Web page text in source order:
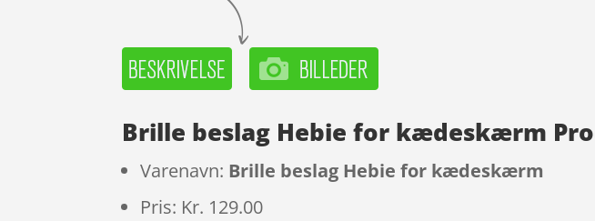
Brille beslag Hebie for kædeskærm
Varenavn: Brille beslag Hebie for kædeskærm
Pris: Kr. 129.00